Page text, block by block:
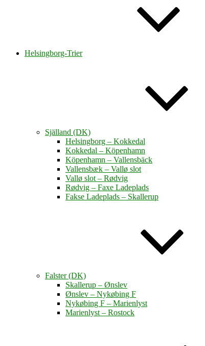
Helsingborg-Trier
Själland (DK)
Helsingborg – Kokkedal
Kokkedal – Köpenhamn
Köpenhamn – Vallensbäck
Vallensbæk – Vallø slot
Vallø slot – Rødvig
Rødvig – Faxe Ladeplads
Fakse Ladeplads – Skallerup
Falster (DK)
Skallerup – Ønslev
Ønslev – Nykøbing F
Nykøbing F – Marienlyst
Marienlyst – Rostock